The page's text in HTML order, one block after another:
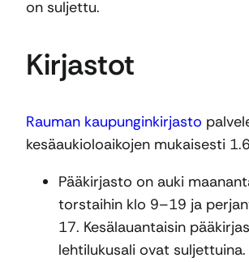
on suljettu.
Kirjastot
Rauman kaupunginkirjasto
kesäaukioloaikojen mukaisesti
Pääkirjasto on auki
torstaihin klo 9–19 ja
17. Kesälauantaisin
lehtilukusali ovat